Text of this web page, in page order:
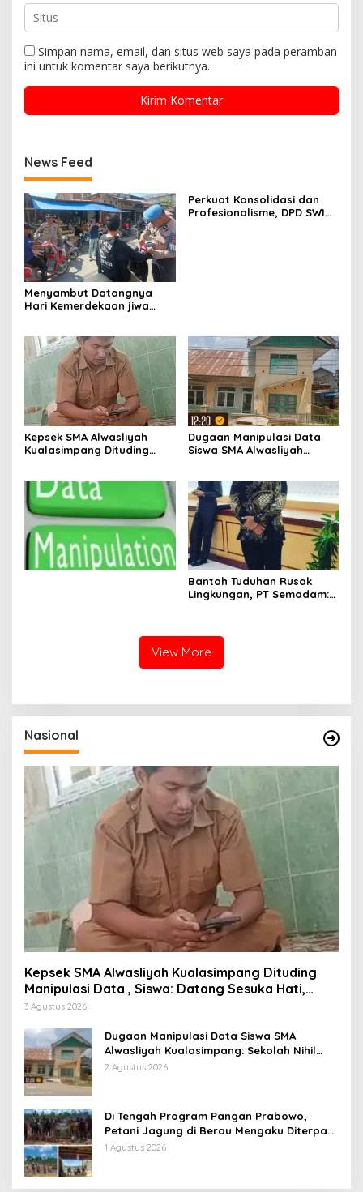
Simpan nama, email, dan situs web saya pada peramban
ini untuk komentar saya berikutnya.
News Feed
Menyambut Datangnya
Hari Kemerdekaan jiwa
Perkuat Konsolidasi dan
Profesionalisme, DPD SWI
Kepsek SMA Alwasliyah
Kualasimpang Dituding
MBG Disalurkan ke Guru &
Pesantren
Dugaan Manipulasi Data
Siswa SMA Alwasliyah
Dana BOS & Paket Makan
Bergizi
Bantah Tuduhan Rusak
Lingkungan, PT Semadam:
View More
Nasional
Kepsek SMA Alwasliyah Kualasimpang Dituding
Manipulasi Data , Siswa: Datang Sesuka Hati,
Dana MBG Disalurkan ke Guru & Pesantren
3 Agustus 2026
Dugaan Manipulasi Data Siswa SMA
Alwasliyah Kualasimpang: Sekolah Nihil
Murid Tapi Terima Dana BOS & Paket
2 Agustus 2026
Di Tengah Program Pangan Prabowo,
Petani Jagung di Berau Mengaku Diterpa
Tekanan Aparat
1 Agustus 2026